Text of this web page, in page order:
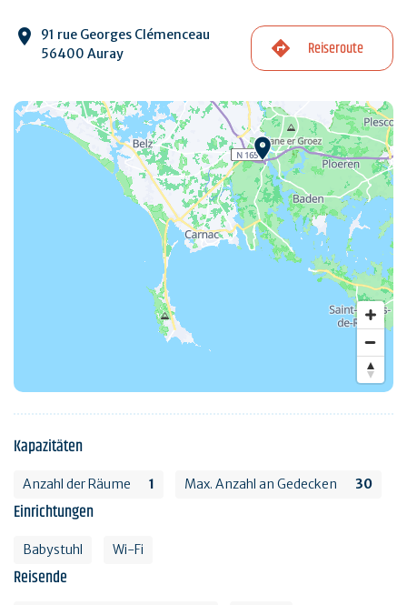
91 rue Georges Clémenceau
56400 Auray
Reiseroute
Kapazitäten
Anzahl der Räume 1 Max. Anzahl an Gedecken 30
Einrichtungen
Babystuhl Wi-Fi
Reisende